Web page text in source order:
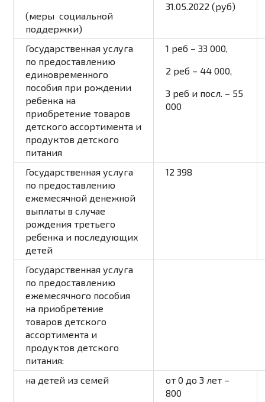
(меры социальной
поддержки)
31.05.2022 (руб)
Государственная услуга
по предоставлению
единовременного
пособия при рождении
ребенка на
приобретение товаров
детского ассортимента и
продуктов детского
питания
1 реб – 33 000,
2 реб – 44 000,
3 реб и посл. – 55
000
Государственная услуга
по предоставлению
ежемесячной денежной
выплаты в случае
рождения третьего
ребенка и последующих
детей
12 398
Государственная услуга
по предоставлению
ежемесячного пособия
на приобретение
товаров детского
ассортимента и
продуктов детского
питания:
на детей из семей
от 0 до 3 лет –
800